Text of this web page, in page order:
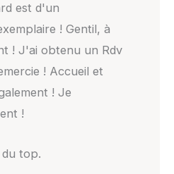
est d'un
! Gentil, à
! J'ai obtenu un Rdv
! Accueil et
! Je
!
top.